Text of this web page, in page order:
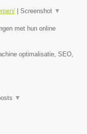
| Screenshot ▼
met hun online
optimalisatie, SEO,
▼